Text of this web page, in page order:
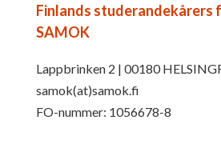
Finlands studerandekårers
SAMOK
Lappbrinken 2 | 00180
samok(at)samok.fi
FO-nummer: 1056678-8